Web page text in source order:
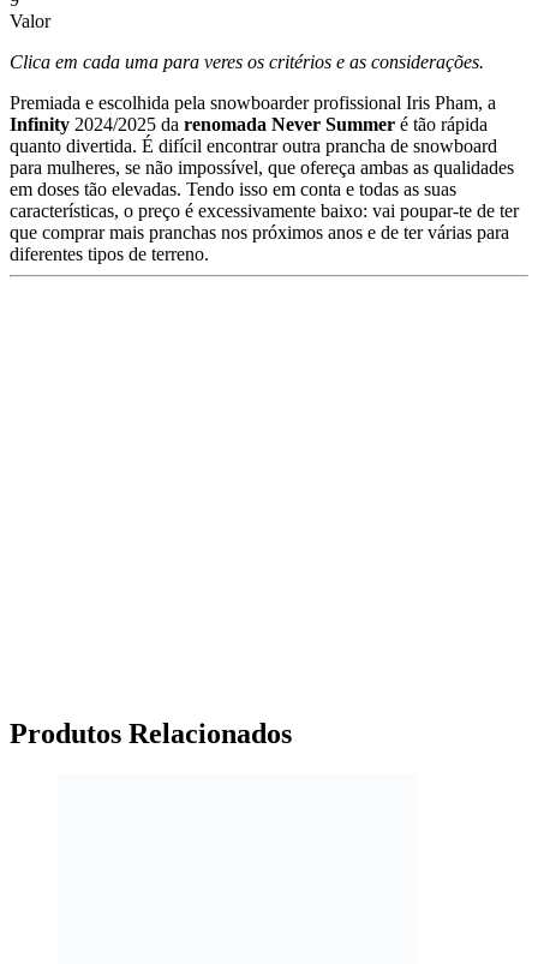
Valor
Clica em cada uma para veres os critérios e as considerações.
Premiada e escolhida pela snowboarder profissional Iris Pham, a
Infinity 2024/2025 da renomada Never Summer é tão rápida
quanto divertida. É difícil encontrar outra prancha de snowboard
para mulheres, se não impossível, que ofereça ambas as qualidades
em doses tão elevadas. Tendo isso em conta e todas as suas
características, o preço é excessivamente baixo: vai poupar-te de ter
que comprar mais pranchas nos próximos anos e de ter várias para
diferentes tipos de terreno.
Produtos Relacionados